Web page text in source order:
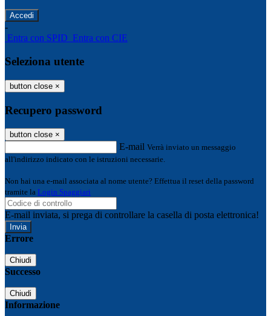
-
Entra con SPID Entra con CIE
Seleziona utente
button close ×
Recupero password
button close ×
E-mail Verrà inviato un messaggio
all'indirizzo indicato con le istruzioni necessarie.
Non hai una e-mail associata al nome utente? Effettua il reset della password
tramite la Login Spaggiari
E-mail inviata, si prega di controllare la casella di posta elettronica!
Errore
Chiudi
Successo
Chiudi
Informazione